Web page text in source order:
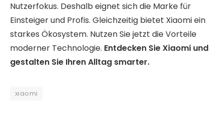
Nutzerfokus. Deshalb eignet sich die Marke für
Einsteiger und Profis. Gleichzeitig bietet Xiaomi ein
starkes Ökosystem. Nutzen Sie jetzt die Vorteile
moderner Technologie. Entdecken Sie Xiaomi und
gestalten Sie Ihren Alltag smarter.
xiaomi